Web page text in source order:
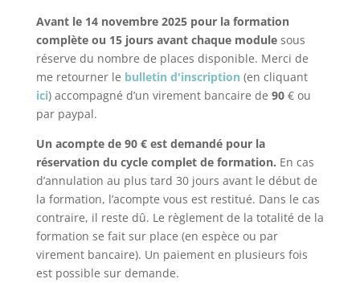
Avant le 14 novembre 2025 pour la formation
complète ou 15 jours avant chaque module sous
réserve du nombre de places disponible. Merci de
me retourner le bulletin d'inscription (en cliquant
ici) accompagné d’un virement bancaire de 90€ ou
par paypal.
Un acompte de 90 € est demandé pour la
réservation du cycle complet de formation. En cas
d’annulation au plus tard 30 jours avant le début de
la formation, l’acompte vous est restitué. Dans le cas
contraire, il reste dû. Le règlement de la totalité de la
formation se fait sur place (en espèce ou par
virement bancaire). Un paiement en plusieurs fois
est possible sur demande.